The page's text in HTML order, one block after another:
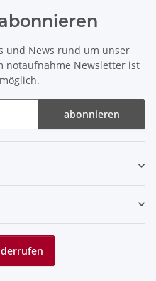
und News rund um unser
notaufnahme Newsletter ist
abonnieren